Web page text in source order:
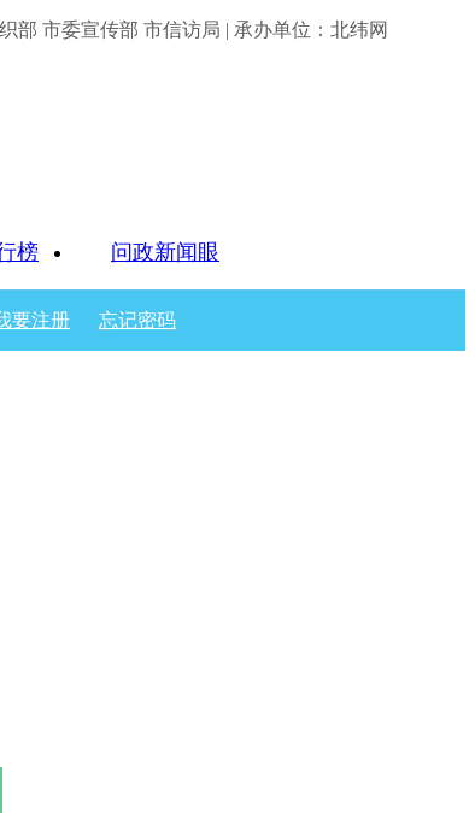
部 市委宣传部 市信访局 | 承办单位：北纬网
榜 问政新闻眼
要注册 忘记密码